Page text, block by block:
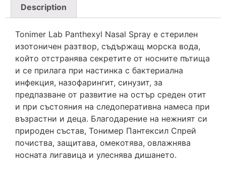
Description
Tonimer Lab Panthexyl Nasal Spray e стерилен
изотоничен разтвор, съдържащ морска вода,
който отстранява секретите от носните пътища
и се прилага при настинка с бактериална
инфекция, назофарингит, синузит, за
предпазване от развитие на остър среден отит
и при състояния на следоперативна намеса при
възрастни и деца. Благодарение на нежният си
природен състав, Тонимер Пантексил Спрей
почиства, защитава, омекотява, овлажнява
носната лигавица и улеснява дишането.